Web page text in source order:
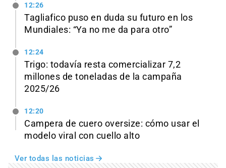
12:26
Tagliafico puso en duda su futuro en los
Mundiales: “Ya no me da para otro”
12:24
Trigo: todavía resta comercializar 7,2
millones de toneladas de la campaña
2025/26
12:20
Campera de cuero oversize: cómo usar el
modelo viral con cuello alto
Ver todas las noticias